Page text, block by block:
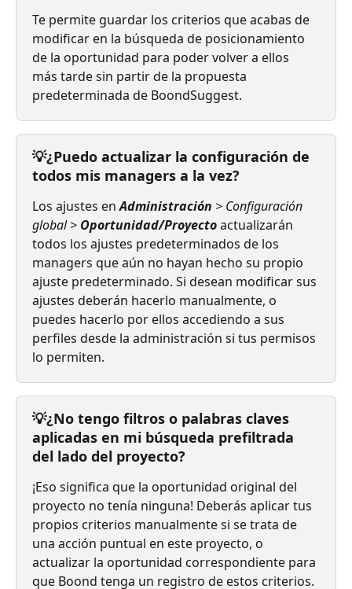
Te permite guardar los criterios que acabas de
modificar en la búsqueda de posicionamiento
de la oportunidad para poder volver a ellos
más tarde sin partir de la propuesta
predeterminada de BoondSuggest.
💡¿Puedo actualizar la configuración de
todos mis managers a la vez?
Los ajustes en Administración > Configuración
global > Oportunidad/Proyecto actualizarán
todos los ajustes predeterminados de los
managers que aún no hayan hecho su propio
ajuste predeterminado. Si desean modificar sus
ajustes deberán hacerlo manualmente, o
puedes hacerlo por ellos accediendo a sus
perfiles desde la administración si tus permisos
lo permiten.
💡¿No tengo filtros o palabras claves
aplicadas en mi búsqueda prefiltrada
del lado del proyecto?
¡Eso significa que la oportunidad original del
proyecto no tenía ninguna! Deberás aplicar tus
propios criterios manualmente si se trata de
una acción puntual en este proyecto, o
actualizar la oportunidad correspondiente para
que Boond tenga un registro de estos criterios.